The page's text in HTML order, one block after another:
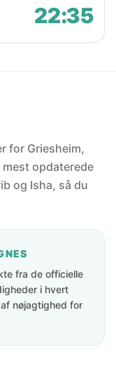
22:35
for Griesheim,
opdaterede
og Isha, så du
fra de officielle
i hvert
nøjagtighed for